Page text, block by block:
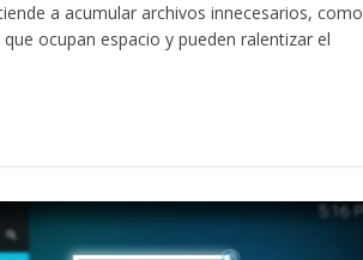
a acumular archivos innecesarios, como
ocupan espacio y pueden ralentizar el